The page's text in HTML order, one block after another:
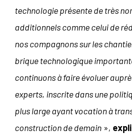
technologie présente de très
additionnels comme celui de
nos compagnons sur les
brique technologique
continuons à faire évoluer
experts, inscrite dans une
plus large ayant vocation à
construction de demain»,